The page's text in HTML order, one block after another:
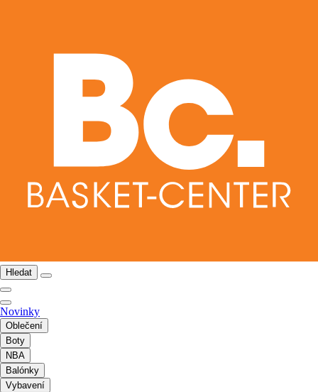
Hledat
Novinky
Oblečení
Boty
NBA
Balónky
Vybavení